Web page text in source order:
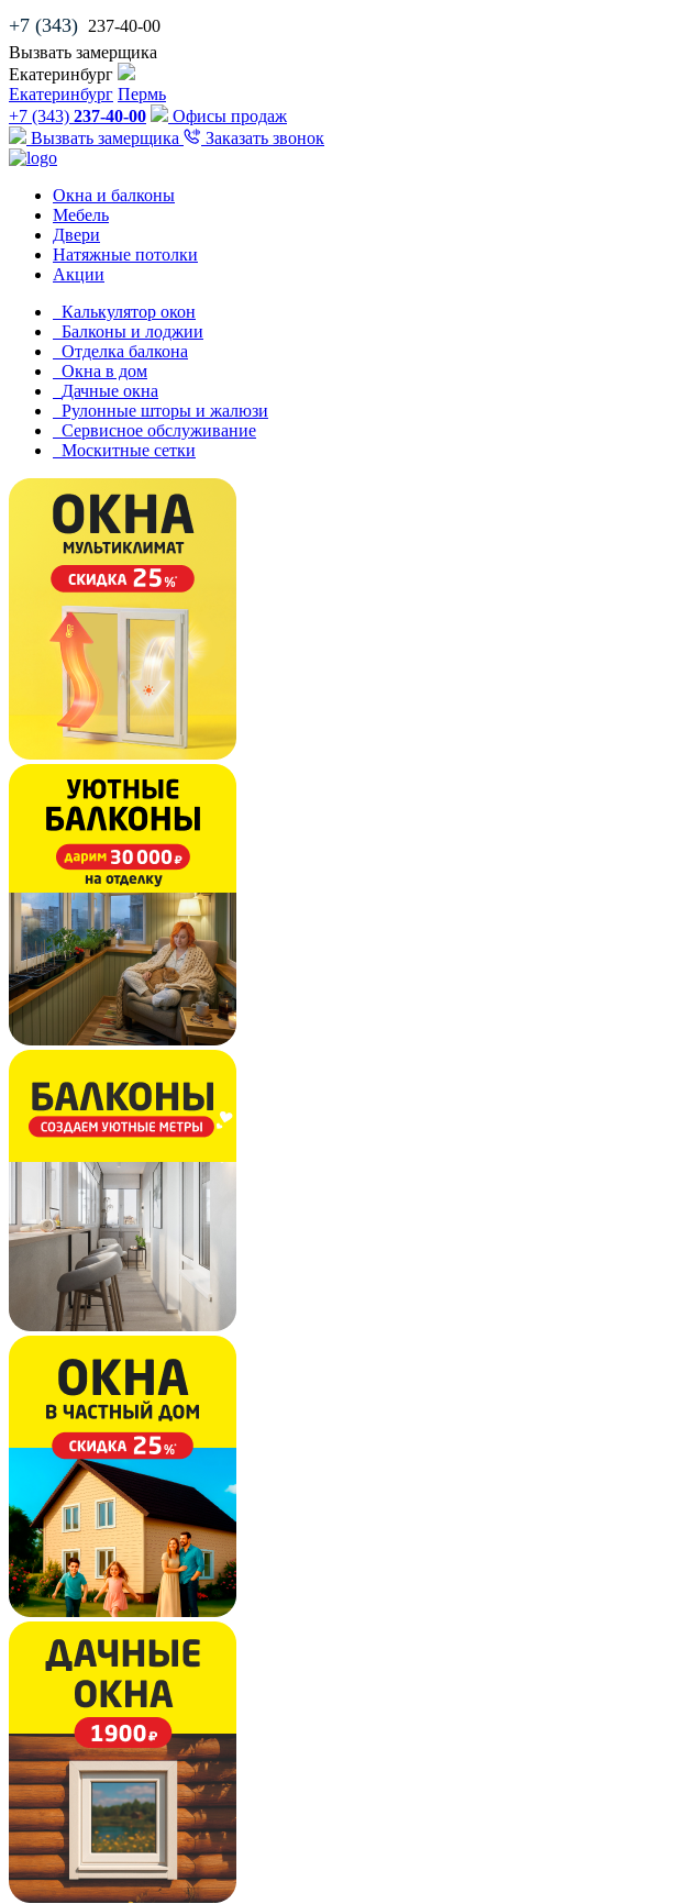
+7 (343) 237-40-00
Вызвать замерщика
Екатеринбург
Екатеринбург Пермь
+7 (343) 237-40-00
Офисы продаж
Вызвать замерщика
Заказать звонок
Окна и балконы
Мебель
Двери
Натяжные потолки
Акции
Калькулятор окон
Балконы и лоджии
Отделка балкона
Окна в дом
Дачные окна
Рулонные шторы и жалюзи
Сервисное обслуживание
Москитные сетки